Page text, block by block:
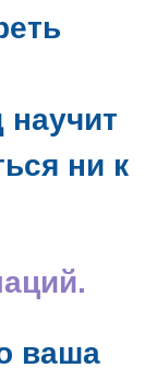
научит
ни к
ваша